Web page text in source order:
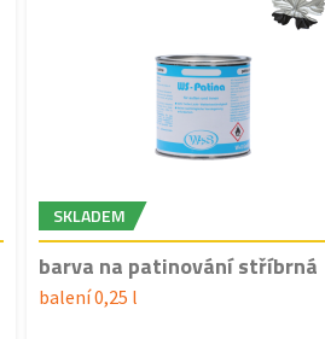
SKLADEM
barva na patinování stříbrná
balení 0,25 l